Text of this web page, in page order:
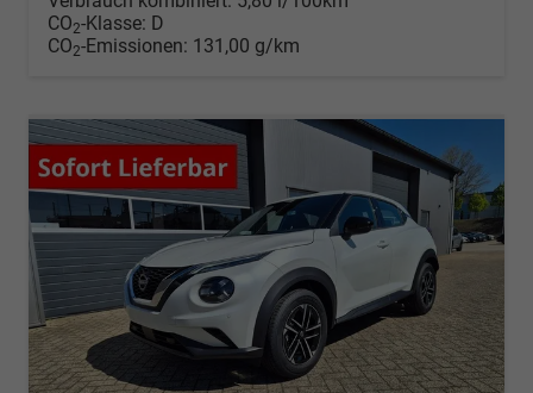
CO2-Klasse: D
CO2-Emissionen: 131,00 g/km